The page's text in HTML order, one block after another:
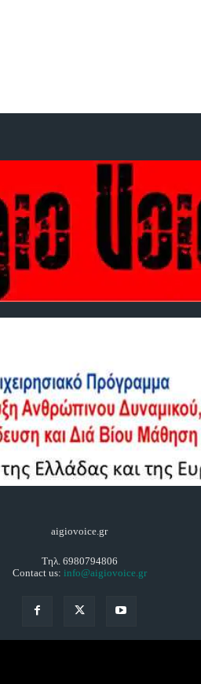
aigiovoice.gr
Τηλ. 6980794806
Contact us: info@aigiovoice.gr